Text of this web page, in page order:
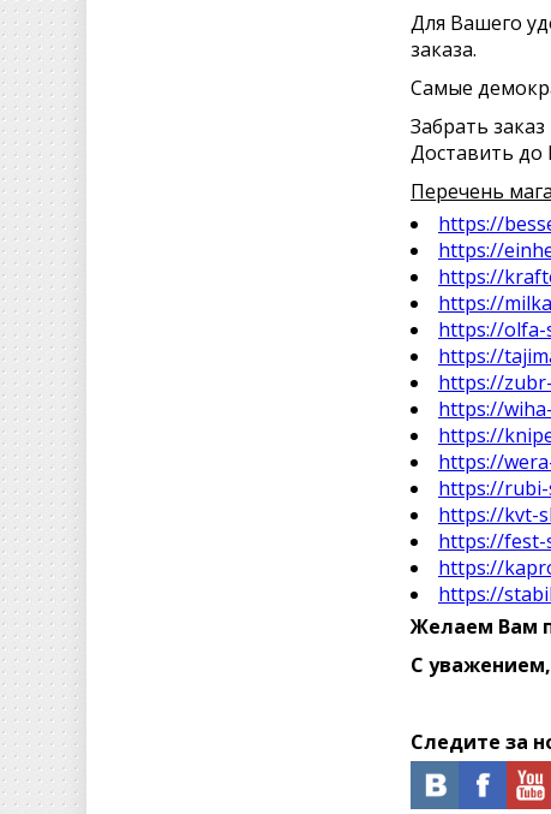
Для Вашего
заказа.
Самые
Забрать
Доставить до
Перечень
https://
https://
https://
https://
https://
https://
https://
https://
https://
https://
https://
https://kvt-
https://
https://
https://
Желаем Вам
С
Следите за